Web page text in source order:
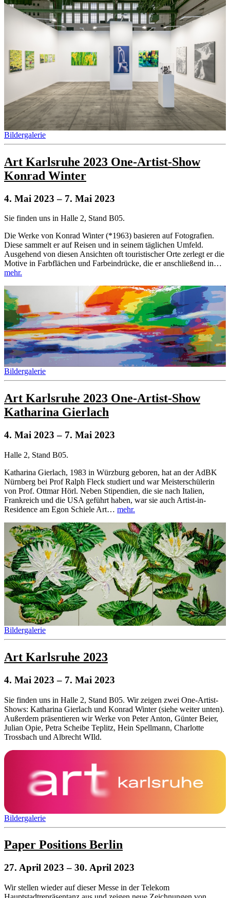
Bildergalerie
Art Karlsruhe 2023 One-Artist-Show
Konrad Winter
4. Mai 2023 – 7. Mai 2023
Sie finden uns in Halle 2, Stand B05.
Die Werke von Konrad Winter (*1963) basieren auf Fotografien.
Diese sammelt er auf Reisen und in seinem täglichen Umfeld.
Ausgehend von diesen Ansichten oft touristischer Orte zerlegt er die
Motive in Farbflächen und Farbeindrücke, die er anschließend in…
mehr.
Bildergalerie
Art Karlsruhe 2023 One-Artist-Show
Katharina Gierlach
4. Mai 2023 – 7. Mai 2023
Halle 2, Stand B05.
Katharina Gierlach, 1983 in Würzburg geboren, hat an der AdBK
Nürnberg bei Prof Ralph Fleck studiert und war Meisterschülerin
von Prof. Ottmar Hörl. Neben Stipendien, die sie nach Italien,
Frankreich und die USA geführt haben, war sie auch Artist-in-
Residence am Egon Schiele Art… mehr.
Bildergalerie
Art Karlsruhe 2023
4. Mai 2023 – 7. Mai 2023
Sie finden uns in Halle 2, Stand B05. Wir zeigen zwei One-Artist-
Shows: Katharina Gierlach und Konrad Winter (siehe weiter unten).
Außerdem präsentieren wir Werke von Peter Anton, Günter Beier,
Julian Opie, Petra Scheibe Teplitz, Hein Spellmann, Charlotte
Trossbach und Albrecht WIld.
Bildergalerie
Paper Positions Berlin
27. April 2023 – 30. April 2023
Wir stellen wieder auf dieser Messe in der Telekom